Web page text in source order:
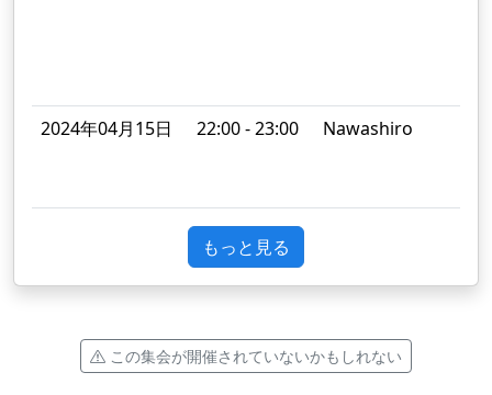
2024年04月15日 22:00 - 23:00 Nawashiro
もっと見る
この集会が開催されていないかもしれない